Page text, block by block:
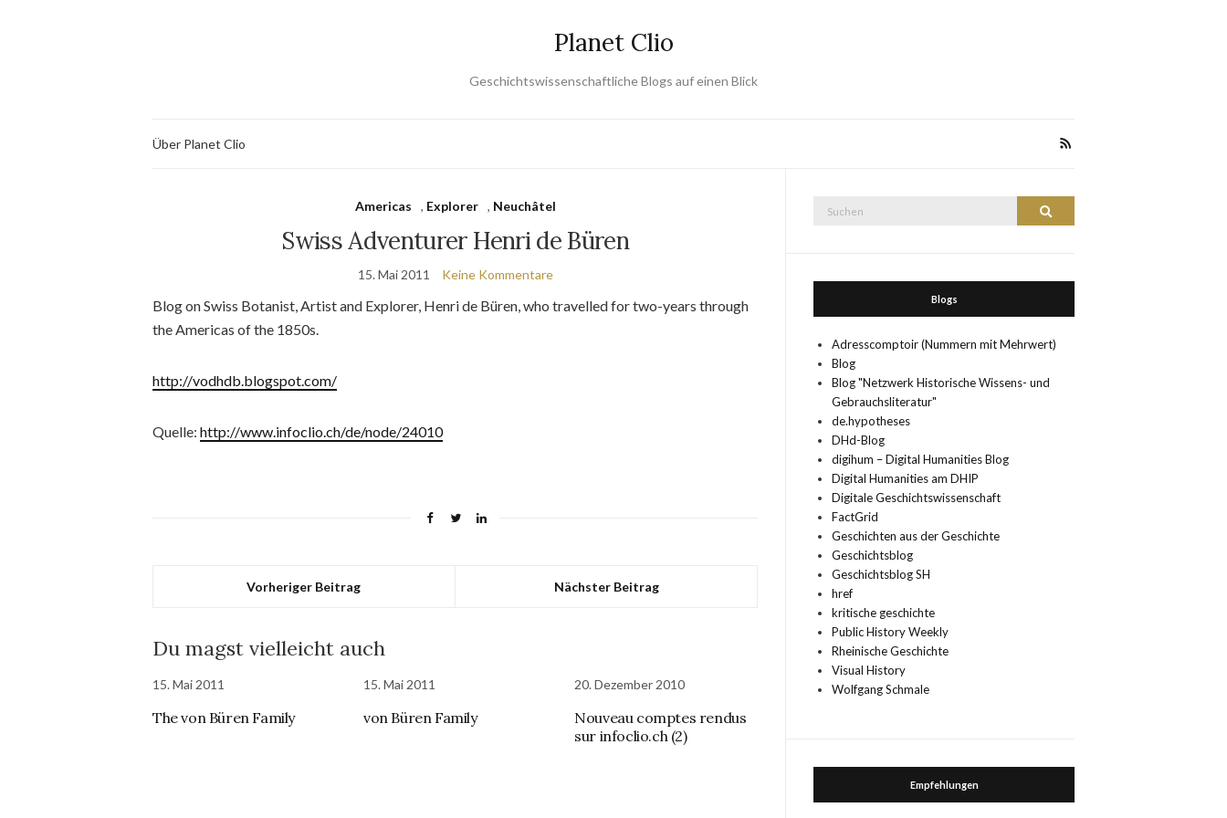
Planet Clio
Geschichtswissenschaftliche Blogs auf einen Blick
Über Planet Clio
Americas , Explorer , Neuchâtel
Swiss Adventurer Henri de Büren
15. Mai 2011 Keine Kommentare
Blog on Swiss Botanist, Artist and Explorer, Henri de Büren, who travelled for two-years through
the Americas of the 1850s.
http://vodhdb.blogspot.com/
Quelle: http://www.infoclio.ch/de/node/24010
Vorheriger Beitrag Nächster Beitrag
Du magst vielleicht auch
15. Mai 2011
The von Büren Family
15. Mai 2011
von Büren Family
20. Dezember 2010
Nouveau comptes rendus
sur infoclio.ch (2)
Suchen
Blogs
Adresscomptoir (Nummern mit Mehrwert)
Blog
Blog "Netzwerk Historische Wissens- und
Gebrauchsliteratur"
de.hypotheses
DHd-Blog
digihum – Digital Humanities Blog
Digital Humanities am DHIP
Digitale Geschichtswissenschaft
FactGrid
Geschichten aus der Geschichte
Geschichtsblog
Geschichtsblog SH
href
kritische geschichte
Public History Weekly
Rheinische Geschichte
Visual History
Wolfgang Schmale
Empfehlungen